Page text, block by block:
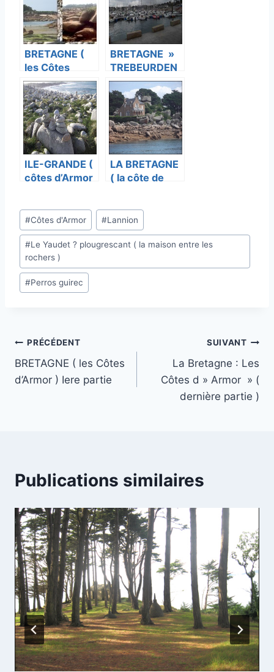
BRETAGNE (
les Côtes
d’Armor ) Iere
partie
BRETAGNE »
TREBEURDEN
«
ILE-GRANDE (
côtes d’Armor
LA BRETAGNE
( la côte de
Étiquettes
de
la
publication :
#Côtes d'Armor #Lannion
#Le Yaudet ? plougrescant ( la maison entre les
rochers )
#Perros guirec
Navigation
de
PRÉCÉDENT
BRETAGNE ( les Côtes
d’Armor ) Iere partie
SUIVANT
La Bretagne : Les
Côtes d » Armor » (
dernière partie )
Publications similaires